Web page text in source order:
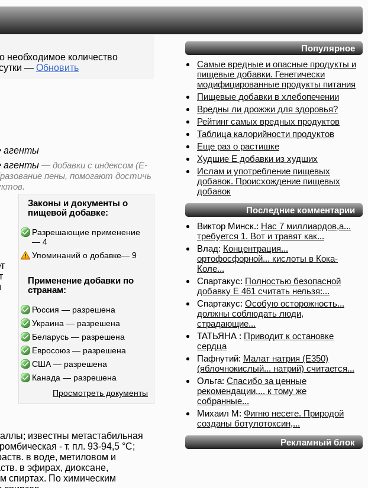
Популярное
Самые вредные и опасные продукты и
пищевые добавки. Генетически
модифицированные продукты питания
Пищевые добавки в хлебопечении
Вредны ли дрожжи для здоровья?
Рейтинг самых вредных продуктов
Таблица калорийности продуктов
Еще раз о растишке
Худшие Е добавки из худших
Ислам и употребление пищевых
добавок. Происхождение пищевых
добавок
Последние комментарии
Виктор Минск.: Нас 7 миллиардов,а...
требуется 1. Вот и травят как...
Влад: Концентрация...
ортофосфорной... кислоты в Кока-
Коле...
Спартакус: Полностью безопасной
добавку Е 461 считать нельзя:...
Спартакус: Особую осторожность...
должны соблюдать люди,
страдающие...
ТАТЬЯНА : Приводит к остановке
сердца
Пафнутий: Малат натрия (E350)
(яблочнокислый... натрий) считается...
Ольга: Спасибо за ценные
рекомендации,... к тому же
собранные...
Михаил М: Фигню несете. Природой
созданы ботулотоксин,...
Рекламный блок
необходимое количество
— Обновить
агенты
агенты — добавки с индексом (E-
пены, помогают достичь
Законы и документы о
пищевой добавке:
Разрешающие применение
— 4
Упоминаний о добавке— 9
Применение добавки по
странам:
Россия — разрешена
Украина — разрешена
Беларусь — разрешена
Евросоюз — разрешена
США — разрешена
Канада — разрешена
Просмотреть документы
известны метастабильная
- т. пл. 93-94,5 °С;
в воде, метиловом и
в эфирах, диоксане,
спиртах. По химическим